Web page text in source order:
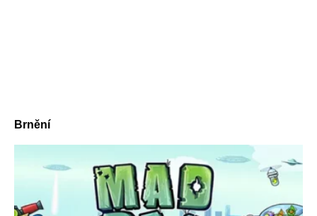
Brnění